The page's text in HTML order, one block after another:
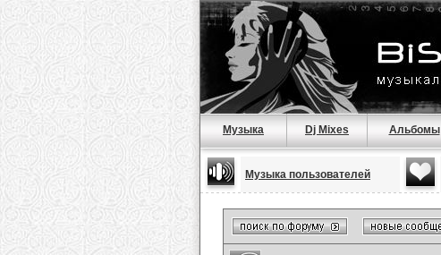
Музыка Dj Mixes Альбомы
Музыка пользователей